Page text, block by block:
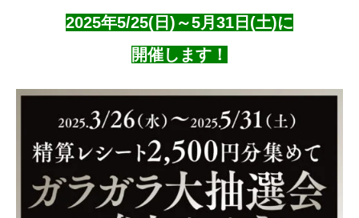
2025年5/25(日)～5月31日(土)に
開催します！